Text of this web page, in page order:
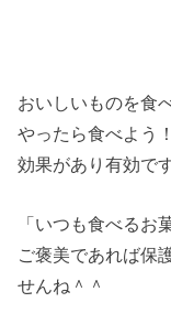
おいしいものを食
やったら食べよう
効果があり有効です
「いつも食べるお
ご褒美であれば保
せんね＾＾